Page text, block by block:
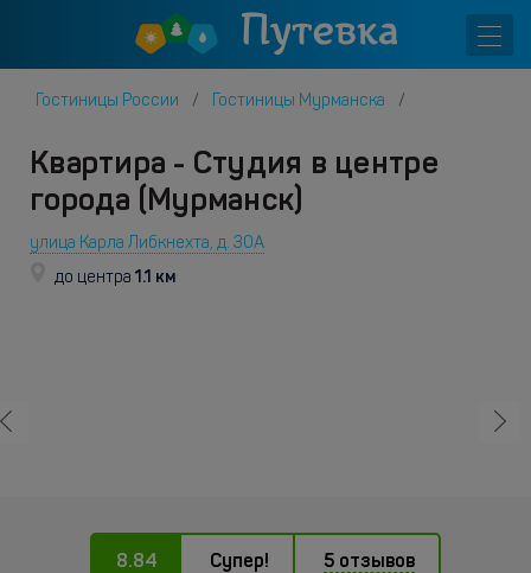
Гостиницы России Гостиницы Мурманска
Квартира - Студия в центре
города (Мурманск)
улица Карла Либкнехта, д. 30А
до центра 1.1 км
8.84 Супер! 5 отзывов